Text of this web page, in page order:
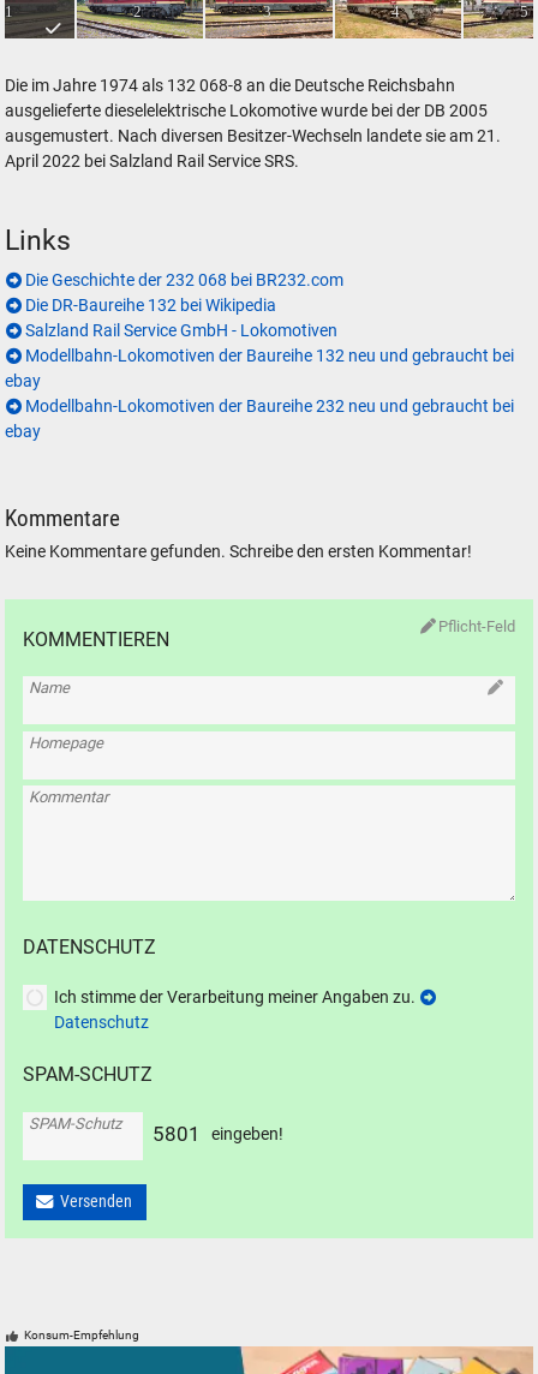
1 2 3 4 5
Die im Jahre 1974 als 132 068-8 an die Deutsche Reichsbahn
ausgelieferte dieselelektrische Lokomotive wurde bei der DB 2005
ausgemustert. Nach diversen Besitzer-Wechseln landete sie am 21.
April 2022 bei Salzland Rail Service SRS.
Links
Die Geschichte der 232 068 bei BR232.com
Die DR-Baureihe 132 bei Wikipedia
Salzland Rail Service GmbH - Lokomotiven
Modellbahn-Lokomotiven der Baureihe 132 neu und gebraucht bei
ebay
Modellbahn-Lokomotiven der Baureihe 232 neu und gebraucht bei
ebay
Kommentare
Keine Kommentare gefunden. Schreibe den ersten Kommentar!
Pflicht-Feld
KOMMENTIEREN
Name
Homepage
Kommentar
DATENSCHUTZ
Ich stimme der Verarbeitung meiner Angaben zu.
Datenschutz
SPAM-SCHUTZ
SPAM-Schutz 5801 eingeben!
Versenden
Konsum-Empfehlung